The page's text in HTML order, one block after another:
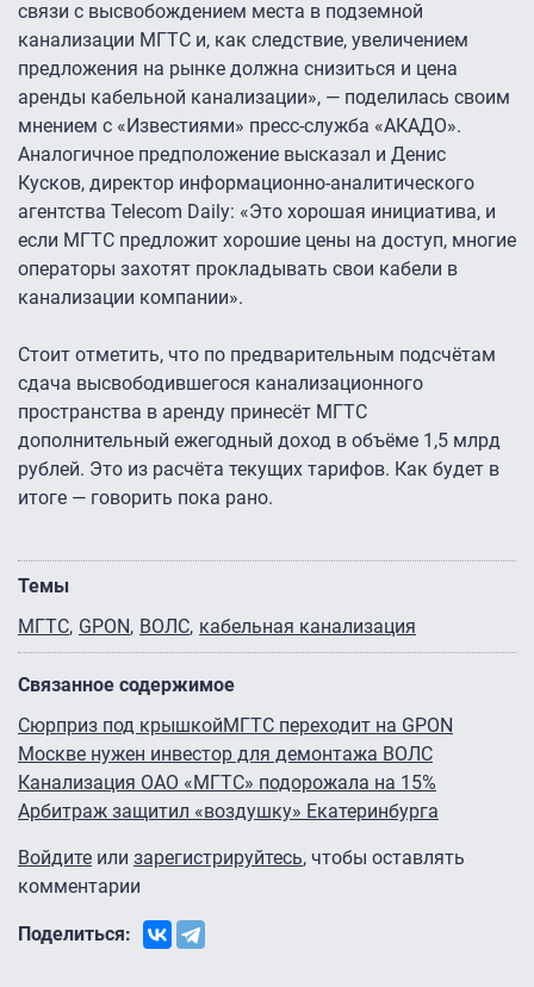
связи с высвобождением места в подземной
канализации МГТС и, как следствие, увеличением
предложения на рынке должна снизиться и цена
аренды кабельной канализации», — поделилась своим
мнением с «Известиями» пресс-служба «АКАДО».
Аналогичное предположение высказал и Денис
Кусков, директор информационно-аналитического
агентства Telecom Daily: «Это хорошая инициатива, и
если МГТС предложит хорошие цены на доступ, многие
операторы захотят прокладывать свои кабели в
канализации компании».
Стоит отметить, что по предварительным подсчётам
сдача высвободившегося канализационного
пространства в аренду принесёт МГТС
дополнительный ежегодный доход в объёме 1,5 млрд
рублей. Это из расчёта текущих тарифов. Как будет в
итоге — говорить пока рано.
Темы
МГТС GPON ВОЛС кабельная канализация
Связанное содержимое
Сюрприз под крышкойМГТС переходит на GPON
Москве нужен инвестор для демонтажа ВОЛС
Канализация ОАО «МГТС» подорожала на 15%
Арбитраж защитил «воздушку» Екатеринбурга
Войдите или зарегистрируйтесь, чтобы оставлять
комментарии
Поделиться: